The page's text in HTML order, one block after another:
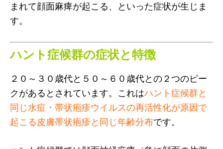
まれて顔面麻痺が起こる、といった症状が生じま
す。
ハント症候群の症状と特徴
２０～３０歳代と５０～６０歳代との２つのピー
クがあるとされています。これはハント症候群と
同じ水痘・帯状疱疹ウイルスの再活性化が原因で
起こる皮膚帯状疱疹と同じ年齢分布です。